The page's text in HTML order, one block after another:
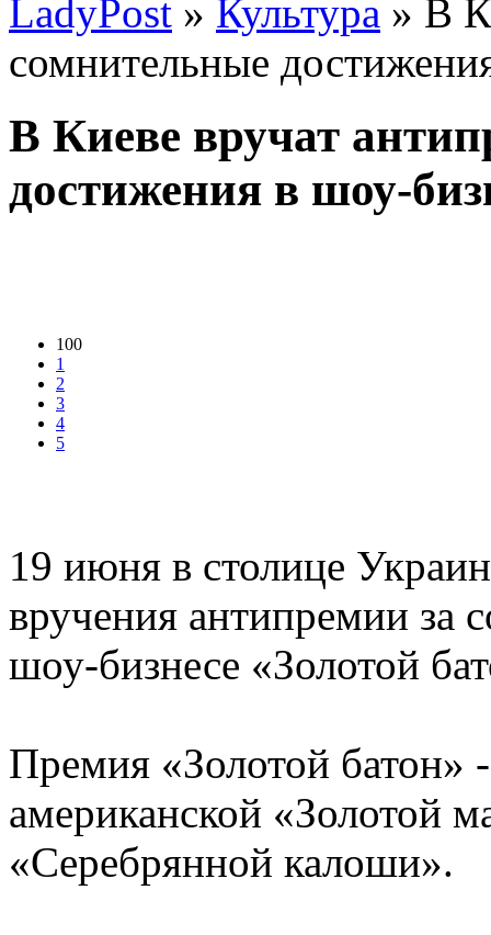
LadyPost » Культура » В
сомнительные
В Киеве вручат
достижения в шоу-
100
1
2
3
4
5
19 июня в столице
вручения антипремии за
шоу-бизнесе «Золотой
Премия «Золотой батон»
американской «Золотой
«Серебрянной калоши».